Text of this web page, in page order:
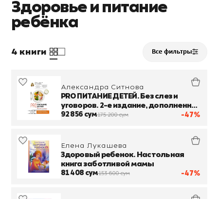
Здоровье и питание
ребёнка
4 книги Все фильтры
-47%
Александра Ситнова
PRO ПИТАНИЕ ДЕТЕЙ. Без слез и
уговоров. 2-е издание, дополненное
и переработанное
92 856 сум175 200 сум
-47%
Елена Лукашева
Здоровый ребенок. Настольная
книга заботливой мамы
81 408 сум153 600 сум